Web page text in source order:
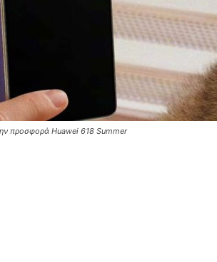
προσφορά Huawei 618 Summer